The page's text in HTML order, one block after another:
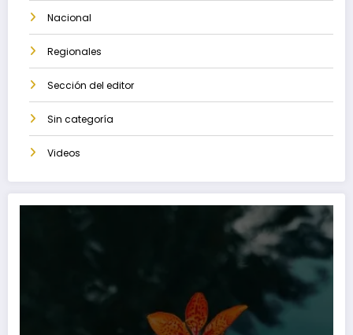
Nacional
Regionales
Sección del editor
Sin categoría
Videos